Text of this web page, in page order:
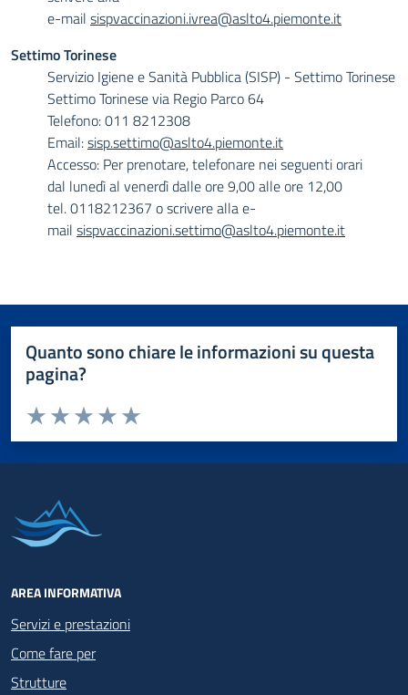
e-mail sispvaccinazioni.ivrea@aslto4.piemonte.it
Settimo Torinese
Servizio Igiene e Sanità Pubblica (SISP) - Settimo Torinese
Settimo Torinese via Regio Parco 64
Telefono: 011 8212308
Email:sisp.settimo@aslto4.piemonte.it
Accesso: Per prenotare, telefonare nei seguenti orari
dal lunedì al venerdì dalle ore 9,00 alle ore 12,00
tel. 0118212367 o scrivere alla e-
mail sispvaccinazioni.settimo@aslto4.piemonte.it
Quanto sono chiare le informazioni su questa
pagina?
Valuta da 1 a 5 stelle la pagina
Valuta 5 stelle su 5
Valuta 4 stelle su 5
Valuta 3 stelle su 5
Valuta 2 stelle su 5
Valuta 1 stelle su 5
AREA INFORMATIVA
Servizi e prestazioni
Come fare per
Strutture